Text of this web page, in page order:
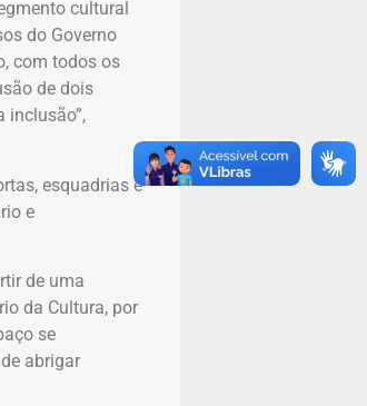
cultural
do Governo
com todos os
de dois
inclusão”,
esquadrias e
e
de uma
da Cultura, por
se
abrigar